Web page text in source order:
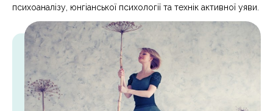
психоаналізу, юнгіанської психології та технік активної уяви.